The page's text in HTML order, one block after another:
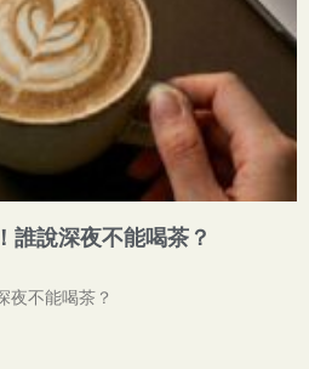
誰說深夜不能喝茶？
夜不能喝茶？